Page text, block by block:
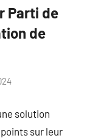
Parti de
de
solution
sur leur